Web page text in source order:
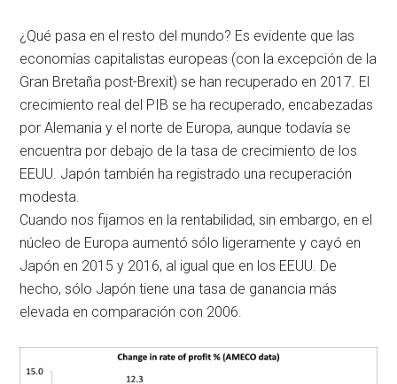
¿Qué pasa en el resto del mundo? Es evidente que las
economías capitalistas europeas (con la excepción de la
Gran Bretaña post-Brexit) se han recuperado en 2017. El
crecimiento real del PIB se ha recuperado, encabezadas
por Alemania y el norte de Europa, aunque todavía se
encuentra por debajo de la tasa de crecimiento de los
EEUU. Japón también ha registrado una recuperación
modesta.
Cuando nos fijamos en la rentabilidad, sin embargo, en el
núcleo de Europa aumentó sólo ligeramente y cayó en
Japón en 2015 y 2016, al igual que en los EEUU. De
hecho, sólo Japón tiene una tasa de ganancia más
elevada en comparación con 2006.